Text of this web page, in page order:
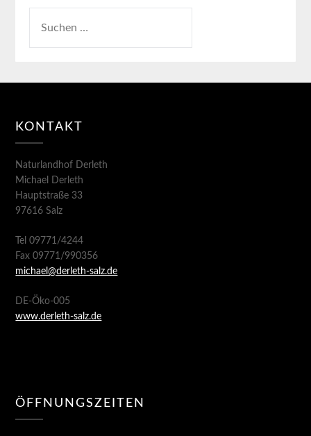
KONTAKT
Naturlandhof Derleth
Michael Derleth
Hauptstraße 33
97616 Salz
Tel 09771/4244
Fax 09771/990356
michael@derleth-salz.de
DE-Öko-005
www.derleth-salz.de
ÖFFNUNGSZEITEN